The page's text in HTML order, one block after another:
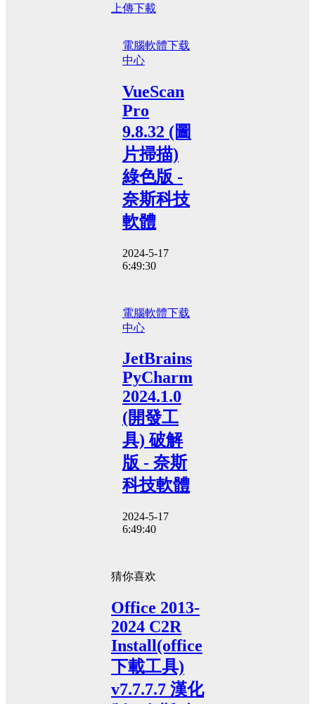
上傳下載
電腦軟體下载
中心
VueScan
Pro
9.8.32 (圖
片掃描)
綠色版 -
奈斯科技
軟體
2024-5-17
6:49:30
電腦軟體下载
中心
JetBrains
PyCharm
2024.1.0
(開發工
具) 破解
版 - 奈斯
科技軟體
2024-5-17
6:49:40
猜你喜欢
Office 2013-
2024 C2R
Install(office
下載工具)
v7.7.7.7 漢化